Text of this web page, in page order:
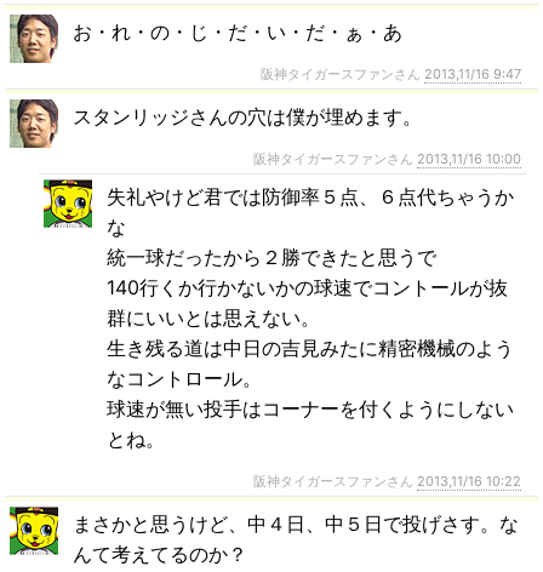
お・れ・の・じ・だ・い・だ・ぁ・あ
阪神タイガースファンさん 2013,11/16 9:47
スタンリッジさんの穴は僕が埋めます。
阪神タイガースファンさん 2013,11/16 10:00
失礼やけど君では防御率５点、６点代ちゃうか
な
統一球だったから２勝できたと思うで
140行くか行かないかの球速でコントールが抜
群にいいとは思えない。
生き残る道は中日の吉見みたに精密機械のよう
なコントロール。
球速が無い投手はコーナーを付くようにしない
とね。
阪神タイガースファンさん 2013,11/16 10:22
まさかと思うけど、中４日、中５日で投げさす。な
んて考えてるのか？